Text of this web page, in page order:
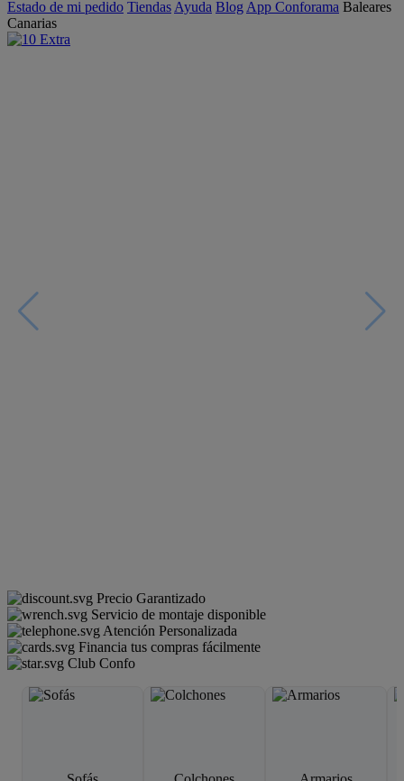
Estado de mi pedido Tiendas Ayuda Blog App Conforama Baleares
Canarias
Precio Garantizado
Servicio de montaje disponible
Atención Personalizada
Financia tus compras fácilmente
Club Confo